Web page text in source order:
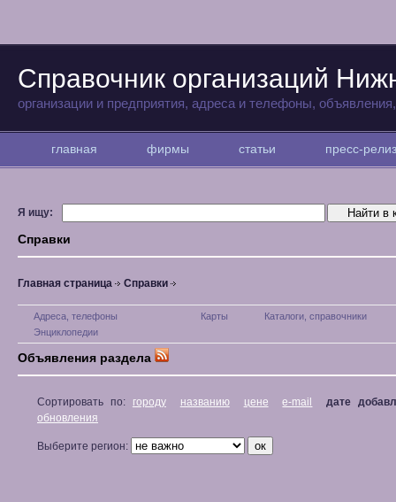
Справочник организаций
организации и предприятия, адреса и телефоны,
главная фирмы статьи пресс-
Я ищу:
Справки
Главная страница Справки
Адреса, телефоны Карты
Каталоги, справочники
Энциклопедии
Объявления раздела
Сортировать по: городу названию цене e-mail
дате
обновления
Выберите регион: